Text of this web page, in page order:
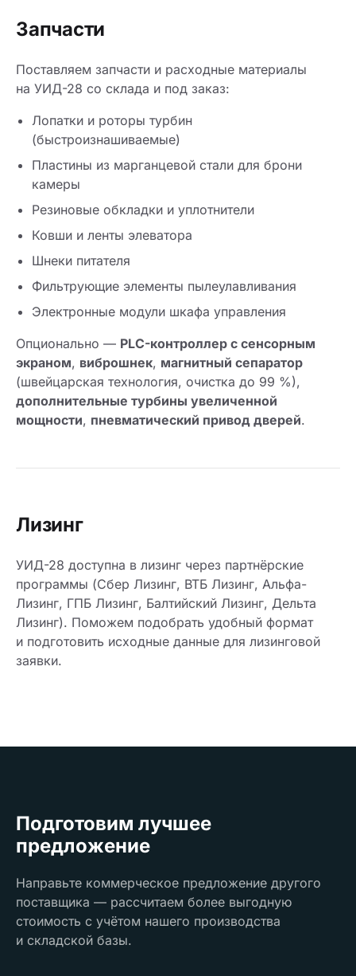
Запчасти
Поставляем запчасти и расходные материалы
на УИД-28 со склада и под заказ:
Лопатки и роторы турбин
(быстроизнашиваемые)
Пластины из марганцевой стали для брони
камеры
Резиновые обкладки и уплотнители
Ковши и ленты элеватора
Шнеки питателя
Фильтрующие элементы пылеулавливания
Электронные модули шкафа управления
Опционально — PLC-контроллер с сенсорным
экраном, виброшнек, магнитный сепаратор
(швейцарская технология, очистка до 99 %),
дополнительные турбины увеличенной
мощности, пневматический привод дверей.
Лизинг
УИД-28 доступна в лизинг через партнёрские
программы (Сбер Лизинг, ВТБ Лизинг, Альфа-
Лизинг, ГПБ Лизинг, Балтийский Лизинг, Дельта
Лизинг). Поможем подобрать удобный формат
и подготовить исходные данные для лизинговой
заявки.
Подготовим лучшее
предложение
Направьте коммерческое предложение другого
поставщика — рассчитаем более выгодную
стоимость с учётом нашего производства
и складской базы.